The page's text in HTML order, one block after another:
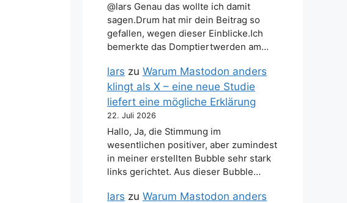
@lars Genau das wollte ich damit
sagen.Drum hat mir dein Beitrag so
gefallen, wegen dieser Einblicke.Ich
bemerkte das Domptiertwerden am…
lars zu Warum Mastodon anders
klingt als X – eine neue Studie
liefert eine mögliche Erklärung
22. Juli 2026
Hallo, Ja, die Stimmung im
wesentlichen positiver, aber zumindest
in meiner erstellten Bubble sehr stark
links gerichtet. Aus dieser Bubble…
lars zu Warum Mastodon anders